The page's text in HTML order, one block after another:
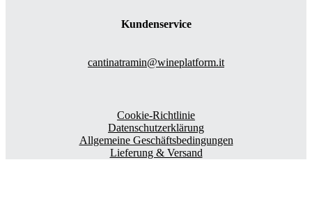
Kundenservice
cantinatramin@wineplatform.it
Cookie-Richtlinie
Datenschutzerklärung
Allgemeine Geschäftsbedingungen
Lieferung & Versand